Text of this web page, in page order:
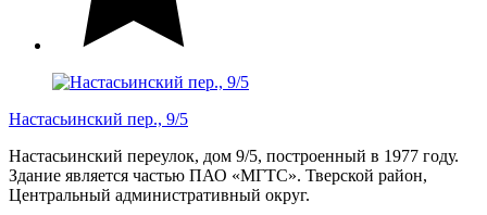
Настасьинский пер., 9/5
Настасьинский переулок, дом 9/5, построенный в 1977 году.
Здание является частью ПАО «МГТС». Тверской район,
Центральный административный округ.